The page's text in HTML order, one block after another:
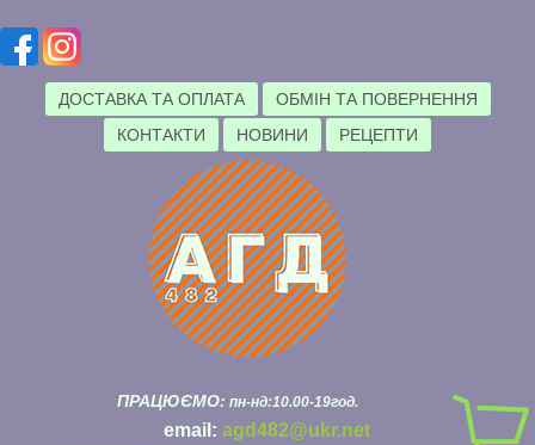
ДОСТАВКА ТА ОПЛАТА
ОБМІН ТА ПОВЕРНЕННЯ
КОНТАКТИ
НОВИНИ РЕЦЕПТИ
ПРАЦЮЄМО: пн-нд:10.00-19год.
email: agd482@ukr.net